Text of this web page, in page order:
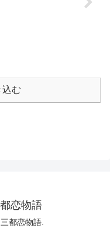
込む
恋物語
都恋物語.